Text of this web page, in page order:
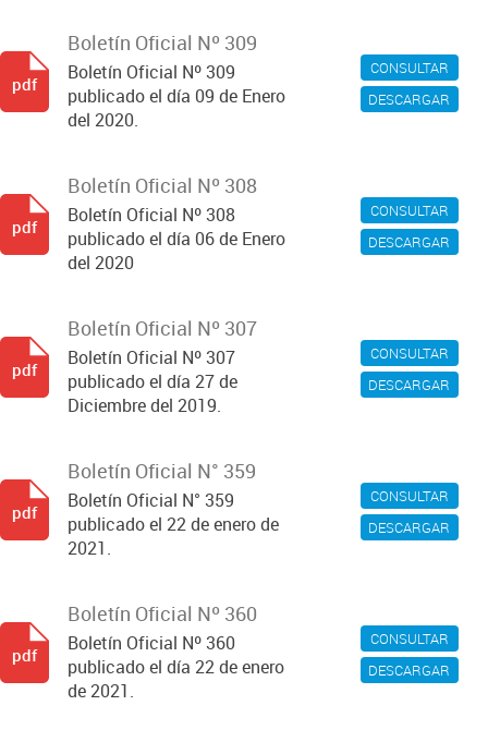
CONSULTAR
DESCARGAR
Boletín Oficial Nº 309
Boletín Oficial Nº 309
publicado el día 09 de Enero
del 2020.
pdf
CONSULTAR
DESCARGAR
Boletín Oficial Nº 308
Boletín Oficial Nº 308
publicado el día 06 de Enero
del 2020
pdf
CONSULTAR
DESCARGAR
Boletín Oficial Nº 307
Boletín Oficial Nº 307
publicado el día 27 de
Diciembre del 2019.
pdf
CONSULTAR
DESCARGAR
Boletín Oficial N° 359
Boletín Oficial N° 359
publicado el 22 de enero de
2021.
pdf
CONSULTAR
DESCARGAR
Boletín Oficial Nº 360
Boletín Oficial Nº 360
publicado el día 22 de enero
de 2021.
pdf